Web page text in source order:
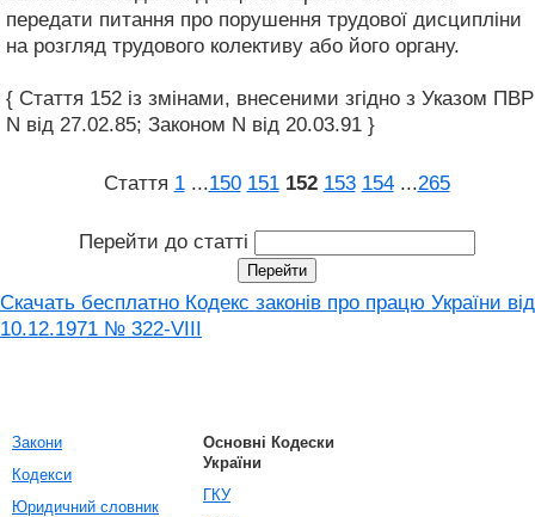
передати питання про порушення трудової дисципліни
на розгляд трудового колективу або його органу.
{ Стаття 152 із змінами, внесеними згідно з Указом ПВР
N від 27.02.85; Законом N від 20.03.91 }
Стаття 1 ...150 151 152 153 154 ...265
Перейти до статті
Скачать бесплатно Кодекс законів про працю України від
10.12.1971 № 322-VIII
Закони
Кодекси
Юридичний словник
Основні Кодески
України
ГКУ